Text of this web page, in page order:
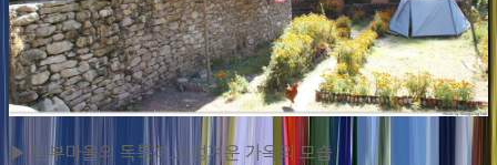
▶ 뱀부마을의 독특하고 정겨운 가옥의 모습